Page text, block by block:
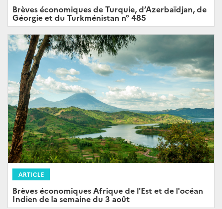
Brèves économiques de Turquie, d’Azerbaïdjan, de
Géorgie et du Turkménistan n° 485
ARTICLE
Brèves économiques Afrique de l'Est et de l'océan
Indien de la semaine du 3 août